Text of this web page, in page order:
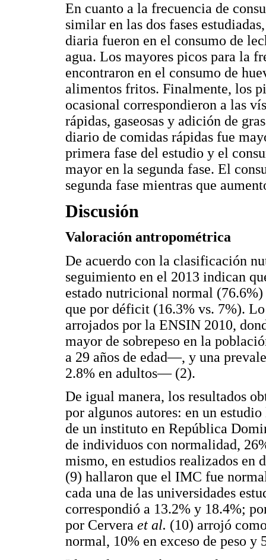
En cuanto a la frecuencia de
similar en las dos fases
diaria fueron en el consumo de
agua. Los mayores picos para la
encontraron en el consumo de
alimentos fritos. Finalmente, los
ocasional correspondieron a las
rápidas, gaseosas y adición de
diario de comidas rápidas fue
primera fase del estudio y el
mayor en la segunda fase. El
segunda fase mientras que
Discusión
Valoración antropométrica
De acuerdo con la clasificación
seguimiento en el 2013 indican
estado nutricional normal
que por déficit (16.3% vs. 7%).
arrojados por la ENSIN 2010,
mayor de sobrepeso en la
a 29 años de edad—, y una
2.8% en adultos— (2).
De igual manera, los resultados
por algunos autores: en un
de un instituto en República
de individuos con normalidad,
mismo, en estudios realizados en
(9) hallaron que el IMC fue
cada una de las universidades
correspondió a 13.2% y 18.4%;
por Cervera et al. (10) arrojó
normal, 10% en exceso de peso y